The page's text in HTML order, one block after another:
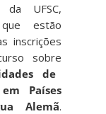
da UFSC,
estão
inscrições
sobre
de
Países
Alemã.